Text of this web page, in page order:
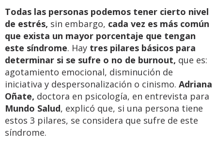
Todas las personas podemos tener cierto nivel
de estrés, sin embargo, cada vez es más común
que exista un mayor porcentaje que tengan
este síndrome. Hay tres pilares básicos para
determinar si se sufre o no de burnout, que es:
agotamiento emocional, disminución de
iniciativa y despersonalización o cinismo. Adriana
Oñate, doctora en psicología, en entrevista para
Mundo Salud, explicó que, si una persona tiene
estos 3 pilares, se considera que sufre de este
síndrome.